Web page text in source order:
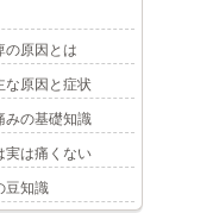
の原因とは
な原因と症状
みの基礎知識
実は痛くない
豆知識